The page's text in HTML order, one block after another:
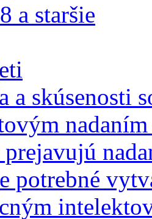
a staršie
a skúsenosti
potrebné